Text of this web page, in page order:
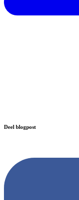
Deel blogpost